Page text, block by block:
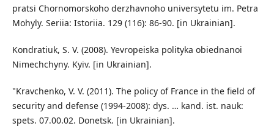
pratsi Chornomorskoho derzhavnoho universytetu im. Petra
Mohyly. Seriia: Istoriia. 129 (116): 86-90. [in Ukrainian].
Kondratiuk, S. V. (2008). Yevropeiska polityka obiednanoi
Nimechchyny. Kyiv. [in Ukrainian].
"Kravchenko, V. V. (2011). The policy of France in the field of
security and defense (1994-2008): dys. … kand. ist. nauk:
spets. 07.00.02. Donetsk. [in Ukrainian].